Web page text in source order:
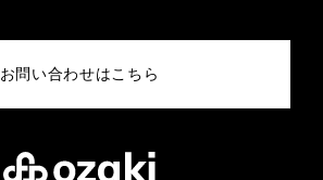
お問い合わせはこちら